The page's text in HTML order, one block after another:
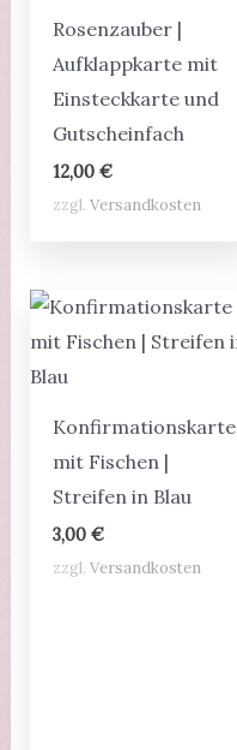
Rosenzauber |
Aufklappkarte mit
Einsteckkarte und
Gutscheinfach
12,00 €
zzgl. Versandkosten
Konfirmationskarte
mit Fischen |
Streifen in Blau
3,00 €
zzgl. Versandkosten